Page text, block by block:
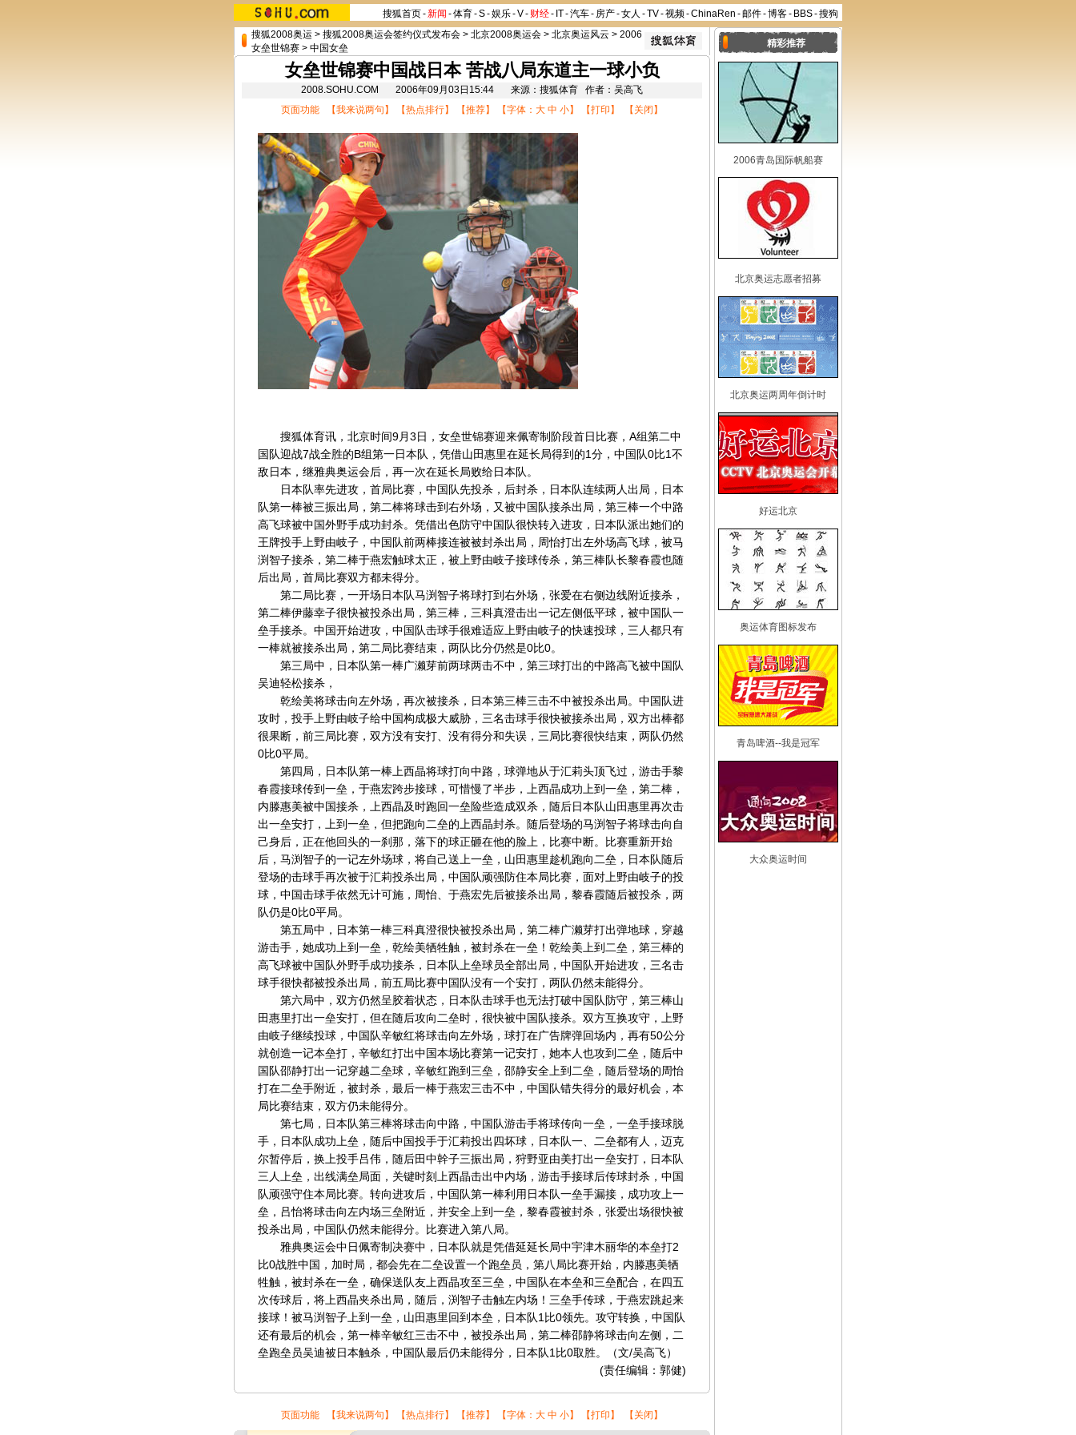
搜狐首页-新闻 -体育-S-娱乐-V- 财经- IT-汽车- 房产-女人 -TV-视频-ChinaRen -邮件-博客- BBS-搜狗
搜狐2008奥运 > 搜狐2008奥运会签约仪式发布会 > 北京2008奥运会 > 北京奥运风云 > 2006
女垒世锦赛 > 中国女垒
女垒世锦赛中国战日本 苦战八局东道主一球小负
2008.SOHU.COM 2006年09月03日15:44 来源：搜狐体育 作者：吴高飞
页面功能 【我来说两句 】 【热点排行】 【推荐】 【字体： 大 中 小】 【打印 】 【 关闭 】
搜狐体育讯，北京时间9月3日，女垒世锦赛迎来佩寄制阶段首日比赛，A组第二中
国队迎战7战全胜的B组第一日本队，凭借山田惠里在延长局得到的1分，中国队0比1不
敌日本，继雅典奥运会后，再一次在延长局败给日本队。
日本队率先进攻，首局比赛，中国队先投杀，后封杀，日本队连续两人出局，日本
队第一棒被三振出局，第二棒将球击到右外场，又被中国队接杀出局，第三棒一个中路
高飞球被中国外野手成功封杀。凭借出色防守中国队很快转入进攻，日本队派出她们的
王牌投手上野由岐子，中国队前两棒接连被被封杀出局，周怡打出左外场高飞球，被马
渕智子接杀，第二棒于燕宏触球太正，被上野由岐子接球传杀，第三棒队长黎春霞也随
后出局，首局比赛双方都未得分。
第二局比赛，一开场日本队马渕智子将球打到右外场，张爱在右侧边线附近接杀，
第二棒伊藤幸子很快被投杀出局，第三棒，三科真澄击出一记左侧低平球，被中国队一
垒手接杀。中国开始进攻，中国队击球手很难适应上野由岐子的快速投球，三人都只有
一棒就被接杀出局，第二局比赛结束，两队比分仍然是0比0。
第三局中，日本队第一棒广濑芽前两球两击不中，第三球打出的中路高飞被中国队
吴迪轻松接杀，
乾绘美将球击向左外场，再次被接杀，日本第三棒三击不中被投杀出局。中国队进
攻时，投手上野由岐子给中国构成极大威胁，三名击球手很快被接杀出局，双方出棒都
很果断，前三局比赛，双方没有安打、没有得分和失误，三局比赛很快结束，两队仍然
0比0平局。
第四局，日本队第一棒上西晶将球打向中路，球弹地从于汇莉头顶飞过，游击手黎
春霞接球传到一垒，于燕宏跨步接球，可惜慢了半步，上西晶成功上到一垒，第二棒，
内滕惠美被中国接杀，上西晶及时跑回一垒险些造成双杀，随后日本队山田惠里再次击
出一垒安打，上到一垒，但把跑向二垒的上西晶封杀。随后登场的马渕智子将球击向自
己身后，正在他回头的一刹那，落下的球正砸在他的脸上，比赛中断。比赛重新开始
后，马渕智子的一记左外场球，将自己送上一垒，山田惠里趁机跑向二垒，日本队随后
登场的击球手再次被于汇莉投杀出局，中国队顽强防住本局比赛，面对上野由岐子的投
球，中国击球手依然无计可施，周怡、于燕宏先后被接杀出局，黎春霞随后被投杀，两
队仍是0比0平局。
第五局中，日本第一棒三科真澄很快被投杀出局，第二棒广濑芽打出弹地球，穿越
游击手，她成功上到一垒，乾绘美牺牲触，被封杀在一垒！乾绘美上到二垒，第三棒的
高飞球被中国队外野手成功接杀，日本队上垒球员全部出局，中国队开始进攻，三名击
球手很快都被投杀出局，前五局比赛中国队没有一个安打，两队仍然未能得分。
第六局中，双方仍然呈胶着状态，日本队击球手也无法打破中国队防守，第三棒山
田惠里打出一垒安打，但在随后攻向二垒时，很快被中国队接杀。双方互换攻守，上野
由岐子继续投球，中国队辛敏红将球击向左外场，球打在广告牌弹回场内，再有50公分
就创造一记本垒打，辛敏红打出中国本场比赛第一记安打，她本人也攻到二垒，随后中
国队邵静打出一记穿越二垒球，辛敏红跑到三垒，邵静安全上到二垒，随后登场的周怡
打在二垒手附近，被封杀，最后一棒于燕宏三击不中，中国队错失得分的最好机会，本
局比赛结束，双方仍未能得分。
第七局，日本队第三棒将球击向中路，中国队游击手将球传向一垒，一垒手接球脱
手，日本队成功上垒，随后中国投手于汇莉投出四坏球，日本队一、二垒都有人，迈克
尔暂停后，换上投手吕伟，随后田中幹子三振出局，狩野亚由美打出一垒安打，日本队
三人上垒，出线满垒局面，关键时刻上西晶击出中内场，游击手接球后传球封杀，中国
队顽强守住本局比赛。转向进攻后，中国队第一棒利用日本队一垒手漏接，成功攻上一
垒，吕怡将球击向左内场三垒附近，并安全上到一垒，黎春霞被封杀，张爱出场很快被
投杀出局，中国队仍然未能得分。比赛进入第八局。
雅典奥运会中日佩寄制决赛中，日本队就是凭借延延长局中宇津木丽华的本垒打2
比0战胜中国，加时局，都会先在二垒设置一个跑垒员，第八局比赛开始，内滕惠美牺
牲触，被封杀在一垒，确保送队友上西晶攻至三垒，中国队在本垒和三垒配合，在四五
次传球后，将上西晶夹杀出局，随后，渕智子击触左内场！三垒手传球，于燕宏跳起来
接球！被马渕智子上到一垒，山田惠里回到本垒，日本队1比0领先。攻守转换，中国队
还有最后的机会，第一棒辛敏红三击不中，被投杀出局，第二棒邵静将球击向左侧，二
垒跑垒员吴迪被日本触杀，中国队最后仍未能得分，日本队1比0取胜。（文/吴高飞）
(责任编辑：郭健)
页面功能 【我来说两句 】 【热点排行】 【推荐】 【字体： 大 中 小】 【打印 】 【 关闭 】
精彩推荐
2006青岛国际帆船赛
北京奥运志愿者招募
北京奥运两周年倒计时
好运北京
奥运体育图标发布
青岛啤酒--我是冠军
大众奥运时间